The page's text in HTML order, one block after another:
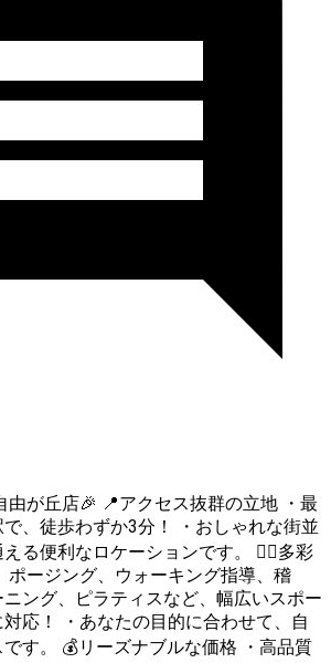
セス抜群の立地 ・最
、徒歩わずか3分！ ・おしゃれな街並
便利なロケーションです。 🏋️‍♂️多彩
ポージング、ウォーキング指導、稽
ング、ピラティスなど、幅広いスポー
応！ ・あなたの目的に合わせて、自
格 ・高品質